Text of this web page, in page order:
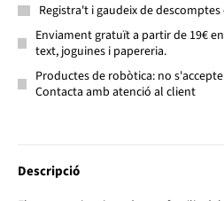
Registra't i gaudeix de
Enviament gratuït a partir de 19€
text, joguines i papereria.
Productes de robòtica: no
Contacta amb atenció al client
Descripció